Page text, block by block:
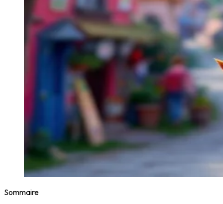
Sommaire